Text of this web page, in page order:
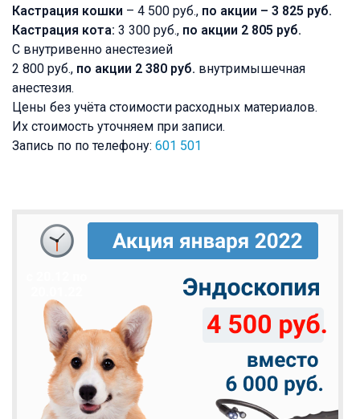
Кастрация кошки – 4 500 руб., по акции – 3 825 руб.
Кастрация кота: 3 300 руб., по акции 2 805 руб.
С внутривенно анестезией
2 800 руб., по акции 2 380 руб. внутримышечная
анестезия.
Цены без учёта стоимости расходных материалов.
Их стоимость уточняем при записи.
Запись по по телефону: 601 501